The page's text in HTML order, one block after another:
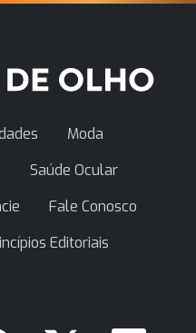
Moda
Saúde Ocular
Fale Conosco
Editoriais